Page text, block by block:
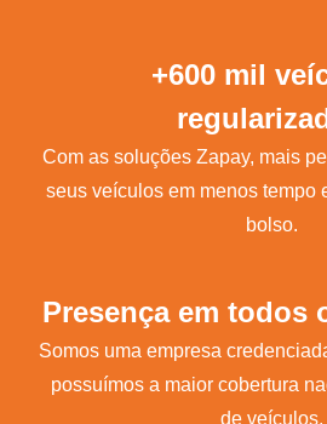
+600 mil
Com as soluções Zapay, mais
seus veículos em menos tempo
bolso.
Presença em todos
Somos uma empresa
possuímos a maior cobertura
de veículos.